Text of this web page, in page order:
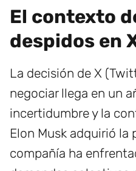
El contexto
despidos en
La decisión de X
negociar llega en un
incertidumbre y la
Elon Musk adquirió la
compañía ha